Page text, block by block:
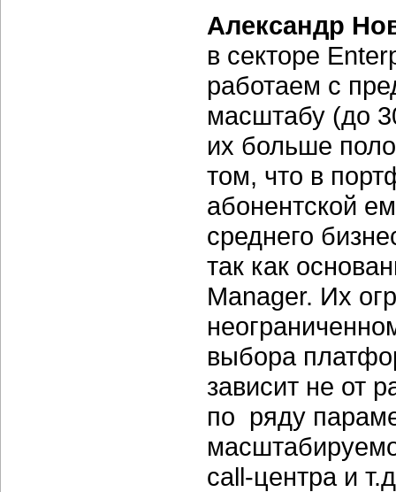
Александр
в секторе
работаем с
масштабу (до
их больше
том, что в
абонентской
среднего
так как
Manager. Их
выбора
зависит не от
по ряду
call-центра и